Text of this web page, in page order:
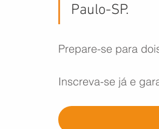
Paulo-SP.
Prepare-se para
Inscreva-se já e